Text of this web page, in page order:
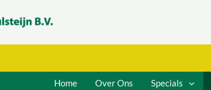
Home Over Ons Specials